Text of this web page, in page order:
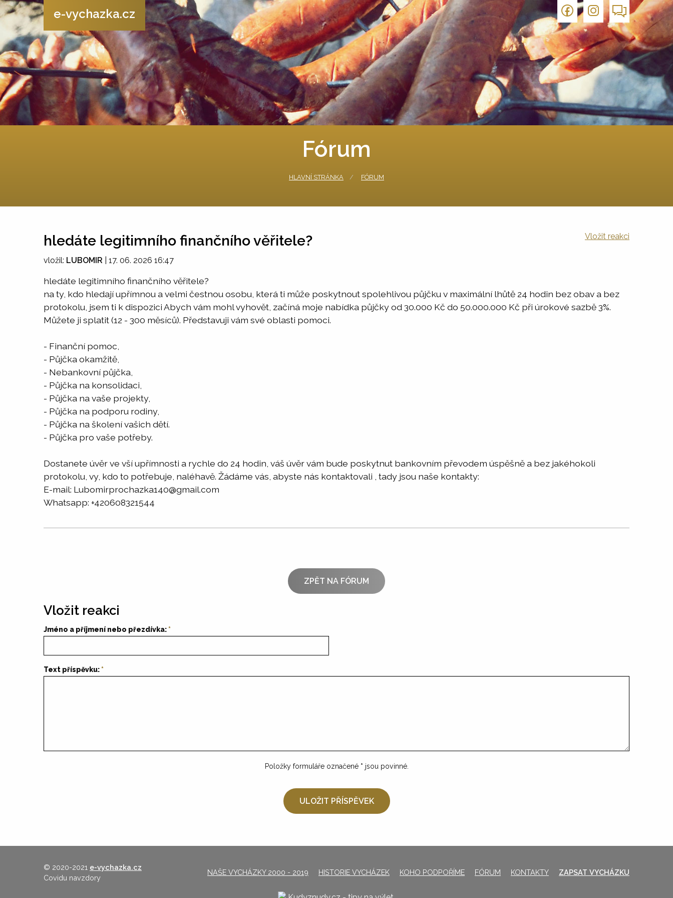
e-vychazka.cz
Fórum
HLAVNÍ STRÁNKA FÓRUM
hledáte legitimního finančního věřitele? Vložit reakci
vložil: LUBOMIR 17. 06. 2026 16:47
hledáte legitimního finančního věřitele?
na ty, kdo hledají upřímnou a velmi čestnou osobu, která ti může poskytnout spolehlivou půjčku v maximální lhůtě 24 hodin bez obav a bez
protokolu, jsem ti k dispozici Abych vám mohl vyhovět, začíná moje nabídka půjčky od 30.000 Kč do 50.000.000 Kč při úrokové sazbě 3%.
Můžete ji splatit (12 - 300 měsíců). Představuji vám své oblasti pomoci.
- Finanční pomoc,
- Půjčka okamžitě,
- Nebankovní půjčka,
- Půjčka na konsolidaci,
- Půjčka na vaše projekty,
- Půjčka na podporu rodiny,
- Půjčka na školení vašich dětí.
- Půjčka pro vaše potřeby.
Dostanete úvěr ve vší upřímnosti a rychle do 24 hodin, váš úvěr vám bude poskytnut bankovním převodem úspěšně a bez jakéhokoli
protokolu, vy, kdo to potřebuje, naléhavě. Žádáme vás, abyste nás kontaktovali , tady jsou naše kontakty:
E-mail: Lubomirprochazka140@gmail.com
Whatsapp: +420608321544
ZPĚT NA FÓRUM
Vložit reakci
Jméno a příjmení nebo přezdívka:
Text příspěvku:
Položky formuláře označené * jsou povinné.
© 2020-2021 e-vychazka.cz
Covidu navzdory
NAŠE VYCHÁZKY 2000 - 2019 HISTORIE VYCHÁZEK KOHO PODPOŘÍME FÓRUM KONTAKTY ZAPSAT VYCHÁZKU